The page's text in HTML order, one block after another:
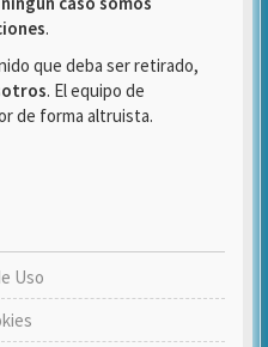
.
que deba ser retirado,
. El equipo de
de forma altruista.
Uso